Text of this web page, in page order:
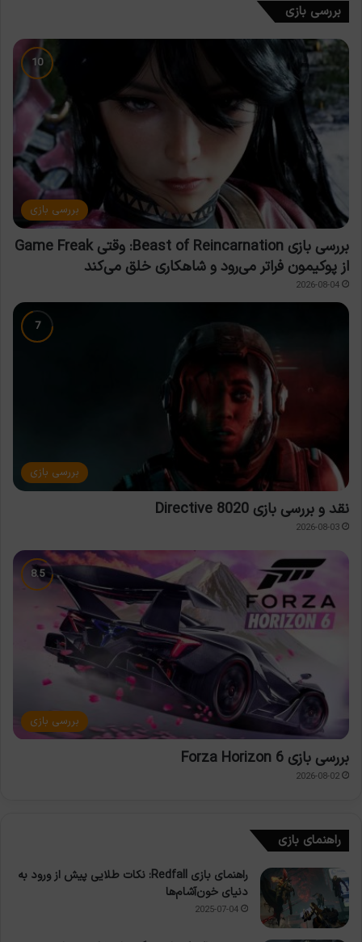
بررسی بازی
بررسی بازی
بررسی بازی Beast of Reincarnation: وقتی Game Freak
از پوکیمون فراتر می‌رود و شاهکاری خلق می‌کند
2026-08-04
بررسی بازی
نقد و بررسی بازی Directive 8020
2026-08-03
بررسی بازی
بررسی بازی Forza Horizon 6
2026-08-02
راهنمای بازی
راهنمای بازی Redfall: نکات طلایی پیش از ورود به
دنیای خون‌آشام‌ها
2025-07-04